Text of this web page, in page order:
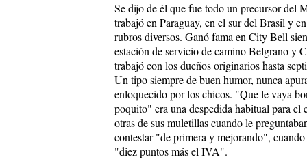
Se dijo de él que fue todo un precursor del
trabajó en Paraguay, en el sur del Brasil y
rubros diversos. Ganó fama en City Bell
estación de servicio de camino Belgrano y
trabajó con los dueños originarios hasta
Un tipo siempre de buen humor, nunca
enloquecido por los chicos. "Que le vaya
poquito" era una despedida habitual para el
otras de sus muletillas cuando le
contestar "de primera y mejorando",
"diez puntos más el IVA".